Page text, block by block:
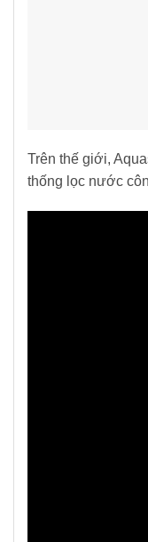
Trên thế giới,
thống lọc nước